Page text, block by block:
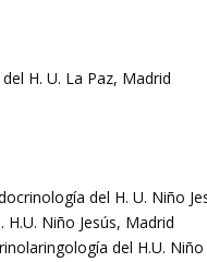
H. U. La Paz, Madrid
del H. U. Niño
H.U. Niño Jesús, Madrid
del H.U. Niño